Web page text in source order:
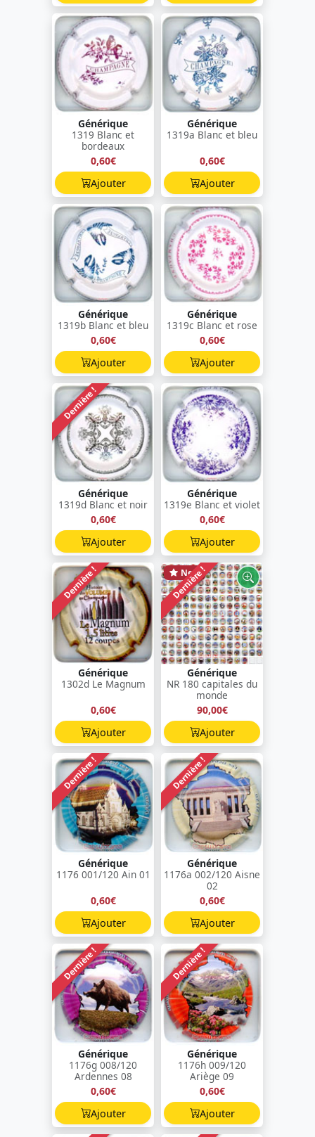
Générique
1319 Blanc et
bordeaux
0,60€
Ajouter
Générique
1319a Blanc et bleu
0,60€
Ajouter
Générique
1319b Blanc et bleu
0,60€
Ajouter
Générique
1319c Blanc et rose
0,60€
Ajouter
Dernière !
Générique
1319d Blanc et noir
0,60€
Ajouter
Générique
1319e Blanc et violet
0,60€
Ajouter
Dernière !
Générique
1302d Le Magnum
0,60€
Ajouter
New
Dernière !
Générique
NR 180 capitales du
monde
90,00€
Ajouter
Dernière !
Générique
1176 001/120 Ain 01
0,60€
Ajouter
Dernière !
Générique
1176a 002/120 Aisne
02
0,60€
Ajouter
Dernière !
Générique
1176g 008/120
Ardennes 08
0,60€
Ajouter
Dernière !
Générique
1176h 009/120
Ariège 09
0,60€
Ajouter